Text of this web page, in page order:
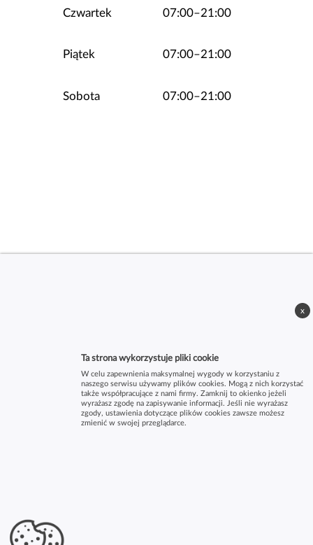
Czwartek 07:00–21:00
Piątek 07:00–21:00
Sobota 07:00–21:00
Ta strona wykorzystuje pliki cookie
W celu zapewnienia maksymalnej wygody w korzystaniu z
naszego serwisu używamy plików cookies. Mogą z nich korzystać
także współpracujące z nami firmy. Zamknij to okienko jeżeli
wyrażasz zgodę na zapisywanie informacji. Jeśli nie wyrażasz
zgody, ustawienia dotyczące plików cookies zawsze możesz
zmienić w swojej przeglądarce.
x